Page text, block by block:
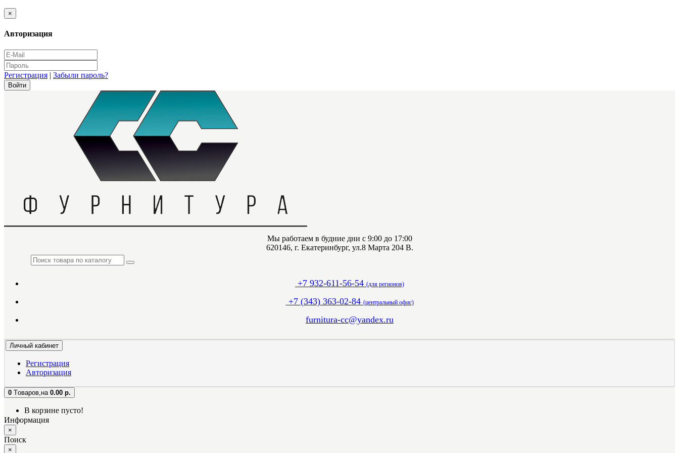
×
Авторизация
Регистрация | Забыли пароль?
Мы работаем в будние дни с 9:00 до 17:00
620146, г. Екатеринбург, ул.8 Марта 204 В.
+7 932-611-56-54 (для регионов)
+7 (343) 363-02-84 (центральный офис)
furnitura-cc@yandex.ru
Личный кабинет
Регистрация
Авторизация
0 Tоваров, на 0.00 р.
В корзине пусто!
Информация
×
Поиск
×